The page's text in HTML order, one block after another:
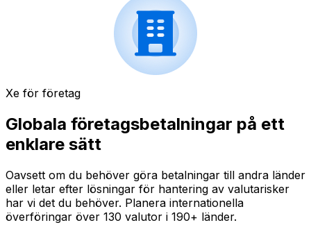
Xe för företag
Globala företagsbetalningar på ett
enklare sätt
Oavsett om du behöver göra betalningar till andra länder
eller letar efter lösningar för hantering av valutarisker
har vi det du behöver. Planera internationella
överföringar över 130 valutor i 190+ länder.